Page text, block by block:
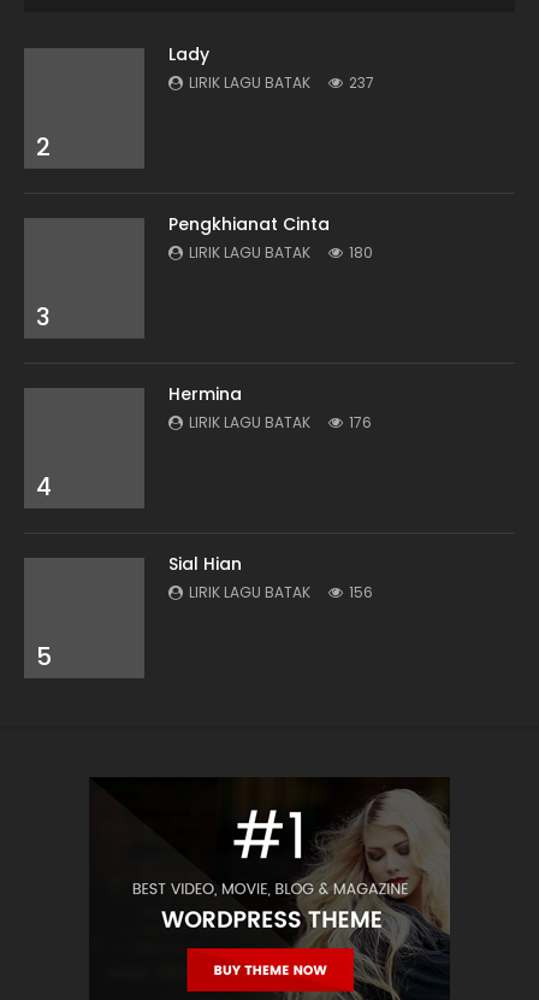
2
Lady
LIRIK LAGU BATAK 237
3
Pengkhianat Cinta
LIRIK LAGU BATAK 180
4
Hermina
LIRIK LAGU BATAK 176
5
Sial Hian
LIRIK LAGU BATAK 156